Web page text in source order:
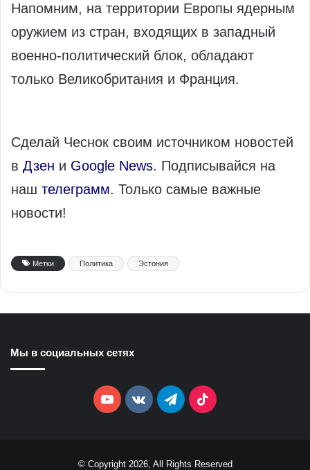
Напомним, на территории Европы ядерным
оружием из стран, входящих в западный
военно-политический блок, обладают
только Великобритания и Франция.
Сделай Чеснок своим источником новостей
в Дзен и Google News. Подписывайся на
наш телеграмм. Только самые важные
новости!
Метки Политика Эстония
Мы в социальных сетях
YouTubevk.comTelegramTikTok
© Copyright 2026, All Rights Reserved